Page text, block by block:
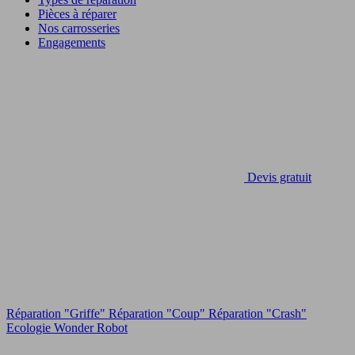
Pièces à réparer
Nos carrosseries
Engagements
Devis gratuit
Réparation "Griffe" Réparation "Coup" Réparation "Crash"
Ecologie Wonder Robot